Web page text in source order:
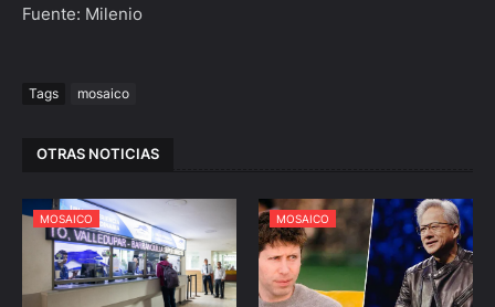
Fuente: Milenio
Tags mosaico
OTRAS NOTICIAS
MOSAICO MOSAICO